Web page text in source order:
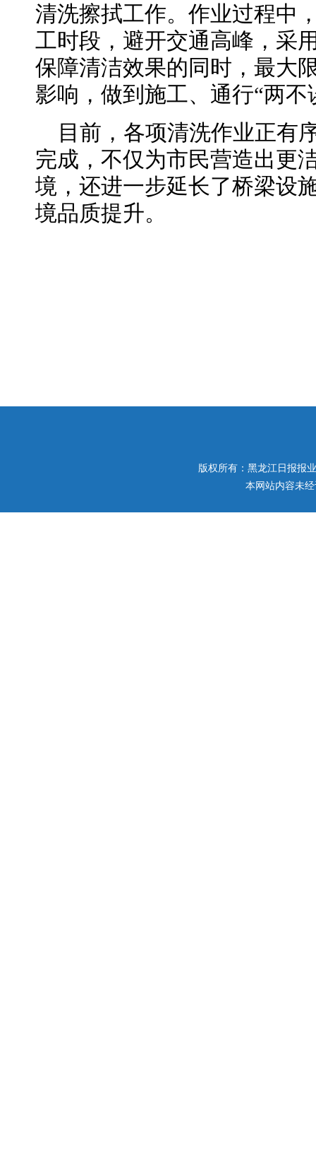
清洗擦拭工作。作业过程中
工时段，避开交通高峰，采
保障清洁效果的同时，最大
影响，做到施工、通行“两不
目前，各项清洗作业正有
完成，不仅为市民营造出更
境，还进一步延长了桥梁设
境品质提升。
版权所有：黑龙江日报报
本网站内容未